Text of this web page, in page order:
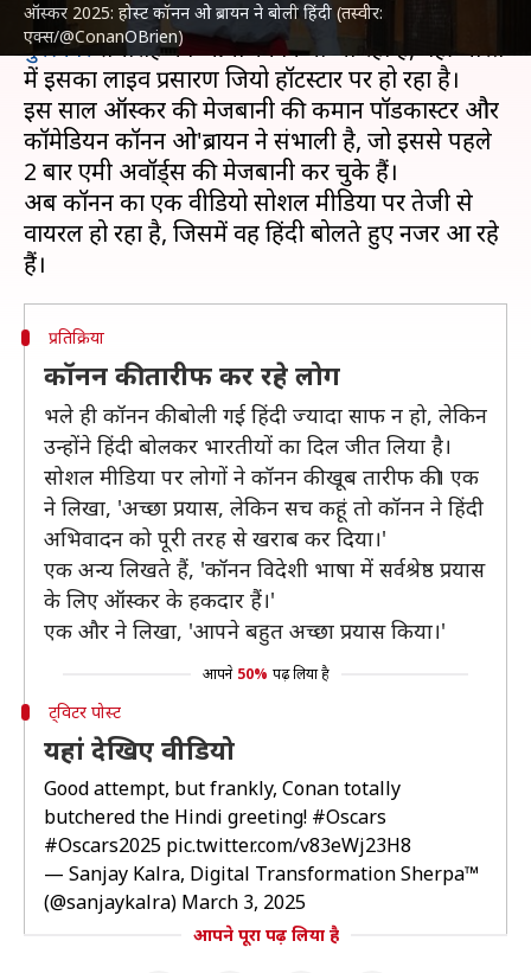
ऑस्कर 2025: होस्ट कॉनन ओ ब्रायन ने बोली हिंदी (तस्वीर:
एक्स/@ConanOBrien)
लॉस एंजिलिस के डॉल्बी थिएटर में 97वेंअकादमी
पुरस्कारसमारोह का आयोजन किया जा रहा है, वहीं भारत
में इसका लाइव प्रसारण जियो हॉटस्टार पर हो रहा है।
इस साल ऑस्कर की मेजबानी की कमान पॉडकास्टर और
कॉमेडियन कॉनन ओ'ब्रायन ने संभाली है, जो इससे पहले
2 बार एमी अवॉर्ड्स की मेजबानी कर चुके हैं।
अब कॉनन का एक वीडियो सोशल मीडिया पर तेजी से
वायरल हो रहा है, जिसमें वह हिंदी बोलते हुए नजर आ रहे
प्रतिक्रिया
कॉनन की तारीफ कर रहे लोग
भले ही कॉनन की बोली गई हिंदी ज्यादा साफ न हो, लेकिन
उन्होंने हिंदी बोलकर भारतीयों का दिल जीत लिया है।
सोशल मीडिया पर लोगों ने कॉनन की खूब तारीफ की। एक
ने लिखा, 'अच्छा प्रयास, लेकिन सच कहूं तो कॉनन ने हिंदी
अभिवादन को पूरी तरह से खराब कर दिया।'
एक अन्य लिखते हैं, 'कॉनन विदेशी भाषा में सर्वश्रेष्ठ प्रयास
के लिए ऑस्कर के हकदार हैं।'
एक और ने लिखा, 'आपने बहुत अच्छा प्रयास किया।'
आपने 50% पढ़ लिया है
ट्विटर पोस्ट
यहां देखिए वीडियो
Good attempt, but frankly, Conan totally
butchered the Hindi greeting! #Oscars
#Oscars2025 pic.twitter.com/v83eWj23H8
— Sanjay Kalra, Digital Transformation Sherpa™️
(@sanjaykalra) March 3, 2025
आपने पूरा पढ़ लिया है